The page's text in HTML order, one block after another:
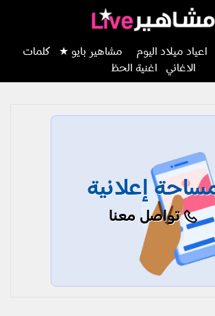
اعياد ميلاد اليوم مشاهير بايو ★
كلمات
الاغاني
اغنية الحظ
إعلانية
تواصل معنا